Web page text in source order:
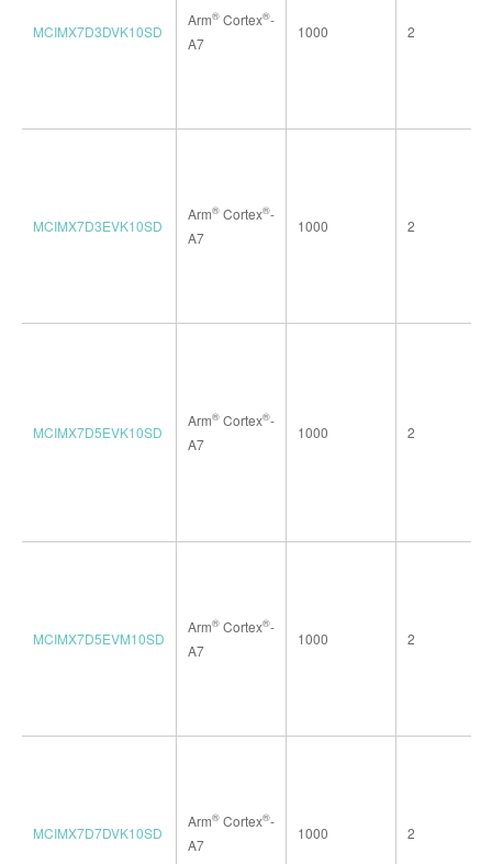
MCIMX7D3DVK10SD
Arm® Cortex®-
A7
1000 2
MCIMX7D3EVK10SD
Arm® Cortex®-
A7
1000 2
MCIMX7D5EVK10SD
Arm® Cortex®-
A7
1000 2
MCIMX7D5EVM10SD
Arm® Cortex®-
A7
1000 2
MCIMX7D7DVK10SD
Arm® Cortex®-
A7
1000 2